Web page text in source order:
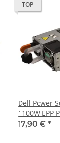
TOP
Dell Power
1100W EPP
R830 R930
17,90 €*